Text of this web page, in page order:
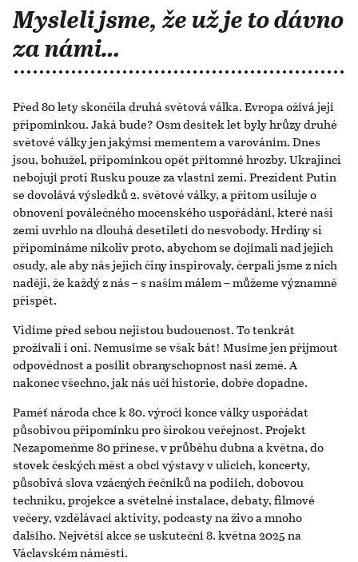
Mysleli jsme, že už je to dávno
za námi…
Před 80 lety skončila druhá světová válka. Evropa ožívá její
připomínkou. Jaká bude? Osm desítek let byly hrůzy druhé
světové války jen jakýmsi mementem a varováním. Dnes
jsou, bohužel, připomínkou opět přítomné hrozby. Ukrajinci
nebojují proti Rusku pouze za vlastní zemi. Prezident Putin
se dovolává výsledků 2. světové války, a přitom usiluje o
obnovení poválečného mocenského uspořádání, které naši
zemi uvrhlo na dlouhá desetiletí do nesvobody. Hrdiny si
připomínáme nikoliv proto, abychom se dojímali nad jejich
osudy, ale aby nás jejich činy inspirovaly, čerpali jsme z nich
naději, že každý z nás – s naším málem – můžeme významně
přispět.
Vidíme před sebou nejistou budoucnost. To tenkrát
prožívali i oni. Nemusíme se však bát! Musíme jen přijmout
odpovědnost a posílit obranyschopnost naší země. A
nakonec všechno, jak nás učí historie, dobře dopadne.
Paměť národa chce k 80. výročí konce války uspořádat
působivou připomínku pro širokou veřejnost. Projekt
Nezapomeňme 80 přinese, v průběhu dubna a května, do
stovek českých měst a obcí výstavy v ulicích, koncerty,
působivá slova vzácných řečníků na podiích, dobovou
techniku, projekce a světelné instalace, debaty, filmové
večery, vzdělávací aktivity, podcasty na živo a mnoho
dalšího. Největší akce se uskuteční 8. května 2025 na
Václavském náměstí.